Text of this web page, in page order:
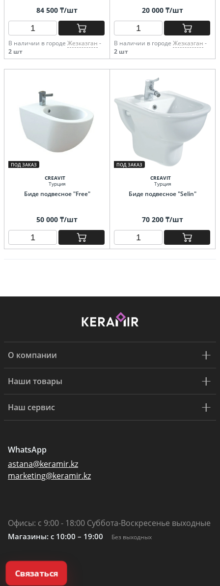
84 500 ₸/шт
В наличии в городе Жезказган -
2 шт
20 000 ₸/шт
В наличии в городе Жезказган -
2 шт
ПОД ЗАКАЗ
CREAVIT
Турция
Биде подвесное "Free"
50 000 ₸/шт
ПОД ЗАКАЗ
CREAVIT
Турция
Биде подвесное "Selin"
70 200 ₸/шт
О компании
Наши товары
Наш сервис
WhatsApp
astana@keramir.kz
marketing@keramir.kz
Офисы: с 9:00 - 18:00 Суббота-Воскресенье выходные
Магазины: c 10:00 – 19:00 Без выходных
Связаться